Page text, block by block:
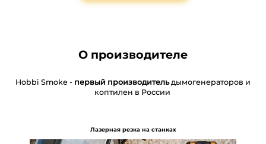
О производителе
Hobbi Smoke - первый производительдымогенераторов и
коптилен в России
Лазерная резка на станках